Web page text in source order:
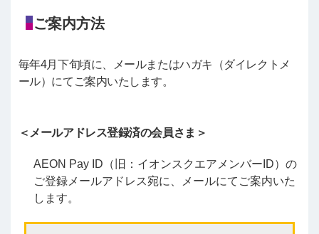
ご案内方法
毎年4月下旬頃に、メールまたはハガキ（ダイレクトメ
ール）にてご案内いたします。
＜メールアドレス登録済の会員さま＞
AEON Pay ID（旧：イオンスクエアメンバーID）の
ご登録メールアドレス宛に、メールにてご案内いた
します。